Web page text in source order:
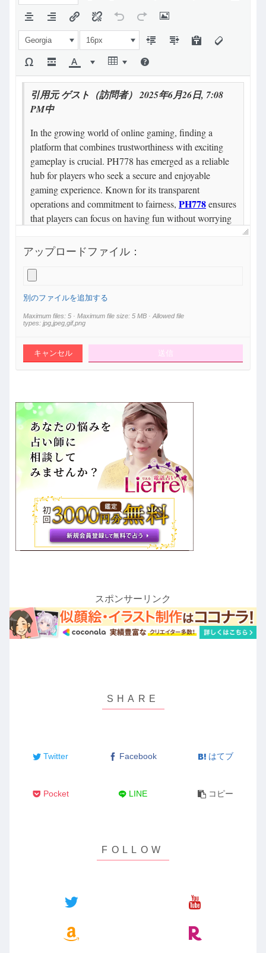
Georgia 16px
アップロードファイル：
別のファイルを追加する
Maximum files: 5 · Maximum file size: 5 MB · Allowed file
types: jpg,jpeg,gif,png
キャンセル
スポンサーリンク
Twitter Facebook はてブ
Pocket LINE コピー